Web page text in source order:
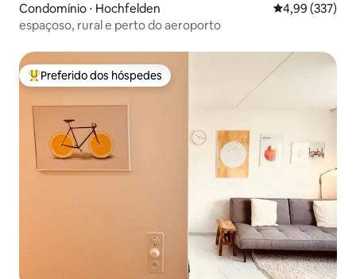
Condomínio ⋅ Hochfelden 4,99 de uma
4,99 (337)
espaçoso, rural e perto do aeroporto
Entre os melhores preferidos dos hóspedes
Preferido dos hóspedes